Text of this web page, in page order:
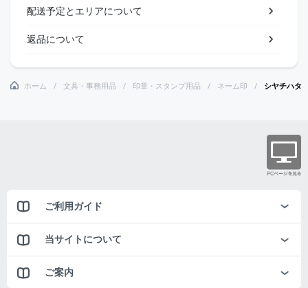
配送予定とエリアについて
返品について
ホーム 文具・事務用品 印章・スタンプ用品 ネーム印 シヤチハ
ご利用ガイド
当サイトについて
ご案内